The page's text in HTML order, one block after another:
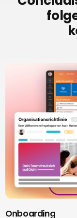
Onboarding